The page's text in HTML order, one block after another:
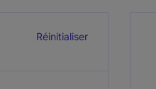
Réinitialiser